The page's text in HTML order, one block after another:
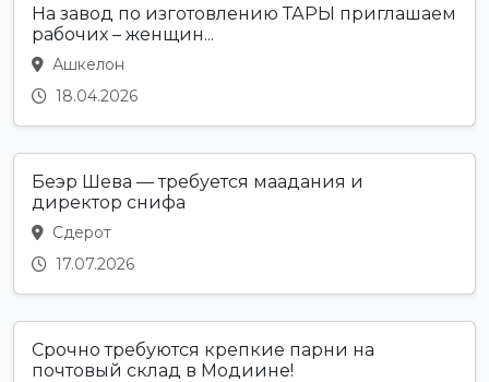
На завод по изготовлению ТАРЫ приглашаем
рабочих – женщин...
Ашкелон
18.04.2026
Беэр Шева — требуется маадания и
директор снифа
Сдерот
17.07.2026
Срочно требуются крепкие парни на
почтовый склад в Модиине!